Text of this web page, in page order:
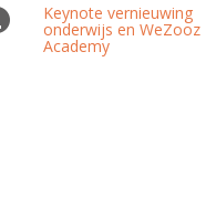
Keynote vernieuwing
onderwijs en WeZooz
Academy